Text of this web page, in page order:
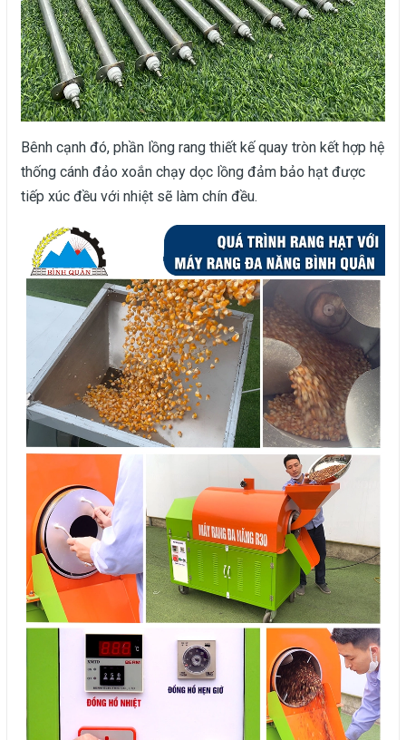
Bênh cạnh đó, phần lồng rang thiết kế quay tròn kết hợp hệ
thống cánh đảo xoắn chạy dọc lồng đảm bảo hạt được
tiếp xúc đều với nhiệt sẽ làm chín đều.